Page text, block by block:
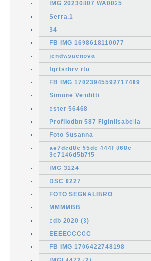
IMG 20230807 WA0025
Serra.1
34
FB IMG 1698618110077
jcndwsacnova
fgrtsrhrv rtu
FB IMG 17023945592717489
Simone Venditti
ester 56468
Profilodbn 587 FiginiIsabella
Foto Susanna
ae7dcd8c 55dc 444f 868c
9c7146d5b7f5
IMG 3124
DSC 0227
FOTO SEGNALIBRO
MMMMBB
cdb 2020 (3)
EEEECCCCC
FB IMG 1706422748198